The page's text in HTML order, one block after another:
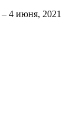
– 4 июня, 2021